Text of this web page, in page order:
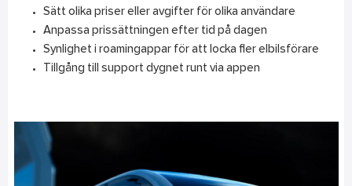
Sätt olika priser eller avgifter för olika användare
Anpassa prissättningen efter tid på dagen
Synlighet i roamingappar för att locka fler elbilsförare
Tillgång till support dygnet runt via appen